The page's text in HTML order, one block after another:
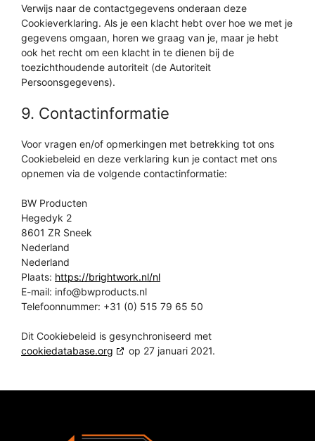
Verwijs naar de contactgegevens onderaan deze
Cookieverklaring. Als je een klacht hebt over hoe we met je
gegevens omgaan, horen we graag van je, maar je hebt
ook het recht om een klacht in te dienen bij de
toezichthoudende autoriteit (de Autoriteit
Persoonsgegevens).
9. Contactinformatie
Voor vragen en/of opmerkingen met betrekking tot ons
Cookiebeleid en deze verklaring kun je contact met ons
opnemen via de volgende contactinformatie:
BW Producten
Hegedyk 2
8601 ZR Sneek
Nederland
Nederland
Plaats: https://brightwork.nl/nl
E-mail: info@bwproducts.nl
Telefoonnummer: +31 (0) 515 79 65 50
Dit Cookiebeleid is gesynchroniseerd met
cookiedatabase.org
op 27 januari 2021.